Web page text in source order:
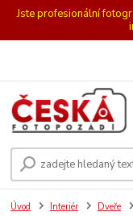
Jste profesionální
Úvod Interiér Dveře